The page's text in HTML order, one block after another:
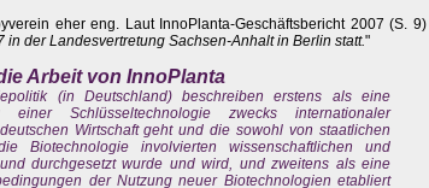
eher eng. Laut InnoPlanta-Geschäftsbericht 2007 (S. 9)
der Landesvertretung Sachsen-Anhalt in Berlin statt."
Arbeit von InnoPlanta
(in Deutschland) beschreiben erstens als eine
Schlüsseltechnologie zwecks internationaler
Wirtschaft geht und die sowohl von staatlichen
involvierten wissenschaftlichen und
durchgesetzt wurde und wird, und zweitens als eine
der Nutzung neuer Biotechnologien etabliert